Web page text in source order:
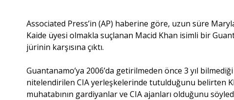
Associated Press’in (AP) haberine göre, uzun süre
Kaide üyesi olmakla suçlanan Macid Khan isimli bir
jürinin karşısına çıktı.
Guantanamo’ya 2006’da getirilmeden önce 3 yıl
nitelendirilen CIA yerleşkelerinde tutulduğunu belirten
muhatabının gardiyanlar ve CIA ajanları olduğunu